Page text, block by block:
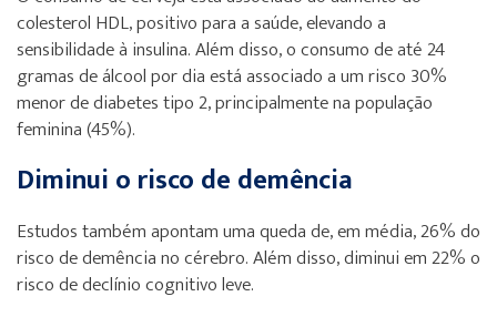
colesterol HDL, positivo para a saúde, elevando a
sensibilidade à insulina. Além disso, o consumo de até 24
gramas de álcool por dia está associado a um risco 30%
menor de diabetes tipo 2, principalmente na população
feminina (45%).
Diminui o risco de demência
Estudos também apontam uma queda de, em média, 26% do
risco de demência no cérebro. Além disso, diminui em 22% o
risco de declínio cognitivo leve.